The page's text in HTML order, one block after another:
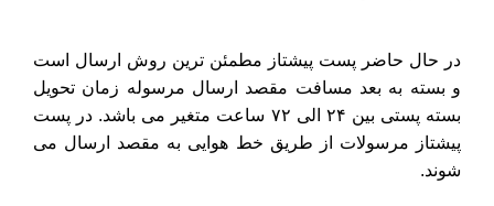
در حال حاضر پست پیشتاز مطمئن ترین روش ارسال است
و بسته به بعد مسافت مقصد ارسال مرسوله زمان تحویل
بسته پستی بین ۲۴ الی ۷۲ ساعت متغیر می باشد. در پست
پیشتاز مرسولات از طریق خط هوایی به مقصد ارسال می
شوند.